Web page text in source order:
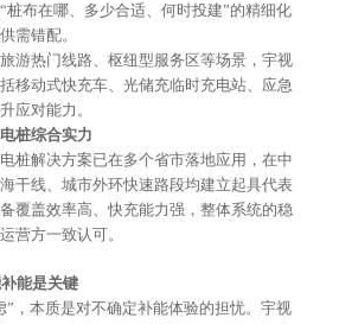
“桩布在哪、多少合适、何时投建”的精细化
需错配。
游热门线路、枢纽型服务区等场景，宇视
移动式快充车、光储充临时充电站、应急
应对能力。
桩综合实力
桩解决方案已在多个省市落地应用，在中
干线、城市外环快速路段均建立起具代表
覆盖效率高、快充能力强，整体系统的稳
营方一致认可。
能是关键
”，本质是对不确定补能体验的担忧。宇视